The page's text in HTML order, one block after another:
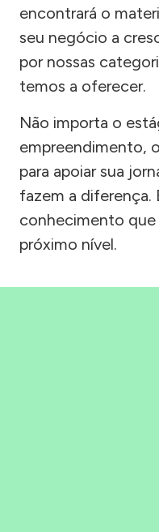
encontrará o
seu negócio a
por nossas
temos a oferecer.
Não importa o
empreendimento,
para apoiar sua
fazem a diferença.
conhecimento que
próximo nível.